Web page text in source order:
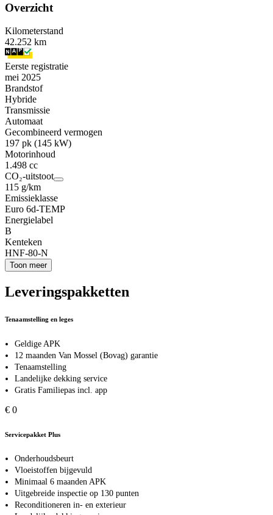
Overzicht
Kilometerstand
42.252 km
Eerste registratie
mei 2025
Brandstof
Hybride
Transmissie
Automaat
Gecombineerd vermogen
197 pk (145 kW)
Motorinhoud
1.498 cc
CO₂-uitstoot
115 g/km
Emissieklasse
Euro 6d-TEMP
Energielabel
B
Kenteken
HNF-80-N
Toon meer
Leveringspakketten
Tenaamstelling en leges
Geldige APK
12 maanden Van Mossel (Bovag) garantie
Tenaamstelling
Landelijke dekking service
Gratis Familiepas incl. app
€ 0
Servicepakket Plus
Onderhoudsbeurt
Vloeistoffen bijgevuld
Minimaal 6 maanden APK
Uitgebreide inspectie op 130 punten
Reconditioneren in- en exterieur